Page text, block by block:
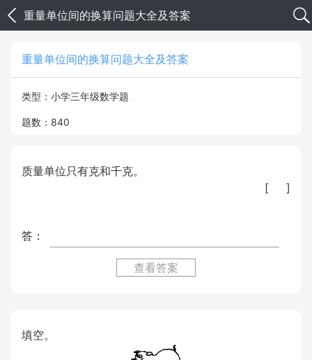
重量单位间的换算问题大全及答案
重量单位间的换算问题大全及答案
类型：小学三年级数学题
题数：840
质量单位只有克和千克。
[ ]
答：
查看答案
填空。